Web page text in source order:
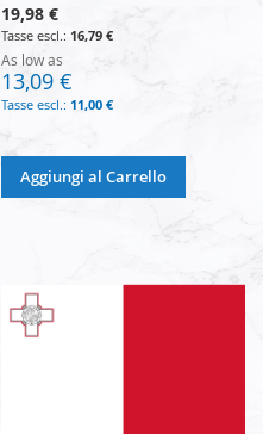
19,98 €
16,79 €
As low as
13,09 €
11,00 €
Aggiungi al Carrello